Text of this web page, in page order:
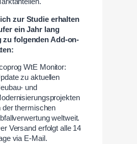
zur Studie erhalten
ein Jahr lang
zu folgenden Add-on-
WtE Monitor:
zu aktuellen
und
der thermischen
weltweit.
Versand erfolgt alle 14
via E-Mail.